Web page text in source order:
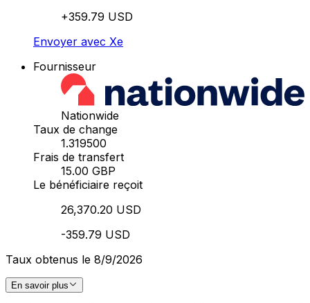
+359.79 USD
Envoyer avec Xe
Fournisseur
Nationwide
Taux de change
1.319500
Frais de transfert
15.00 GBP
Le bénéficiaire reçoit
26,370.20 USD
-359.79 USD
Taux obtenus le 8/9/2026
En savoir plus